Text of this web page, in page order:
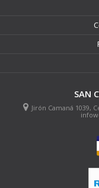
SAN
Jirón Camaná 1039,